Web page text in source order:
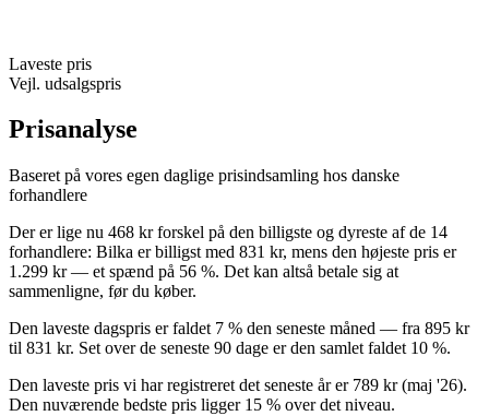
Laveste pris
Vejl. udsalgspris
Prisanalyse
Baseret på vores egen daglige prisindsamling hos danske
forhandlere
Der er lige nu 468 kr forskel på den billigste og dyreste af de 14
forhandlere: Bilka er billigst med 831 kr, mens den højeste pris er
1.299 kr — et spænd på 56 %. Det kan altså betale sig at
sammenligne, før du køber.
Den laveste dagspris er faldet 7 % den seneste måned — fra 895 kr
til 831 kr. Set over de seneste 90 dage er den samlet faldet 10 %.
Den laveste pris vi har registreret det seneste år er 789 kr (maj '26).
Den nuværende bedste pris ligger 15 % over det niveau.